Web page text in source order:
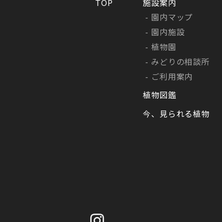
園内マップ
園内施設
植物園
みどりの相談所
ご利用案内
植物図鑑
今、見られる植物